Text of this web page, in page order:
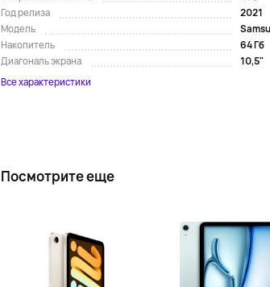
Год релиза
2021
Модель
Накопитель
64 Гб
Диагональ экрана
10,5"
Все характеристики
Посмотрите еще